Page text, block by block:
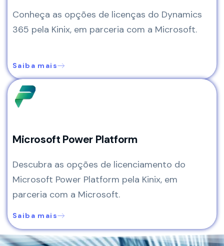
Conheça as opções de licenças do Dynamics
365 pela Kinix, em parceria com a Microsoft.
Saiba mais
Microsoft Power Platform
Descubra as opções de licenciamento do
Microsoft Power Platform pela Kinix, em
parceria com a Microsoft.
Saiba mais